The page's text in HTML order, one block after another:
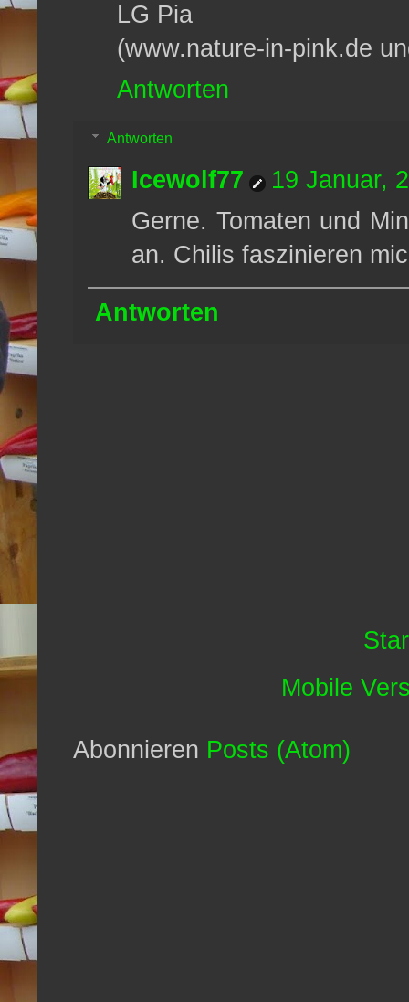
LG Pia
(www.nature-in-pink.de
Antworten
Antworten
Icewolf77
19 Januar,
Gerne. Tomaten und
an. Chilis faszinieren
Antworten
Mobile
Abonnieren Posts (Atom)